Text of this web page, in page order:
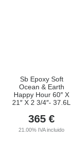
Sb Epoxy Soft
Ocean & Earth
Happy Hour 60″ X
21″ X 2 3/4″- 37.6L
365 €
21.00% IVA incluido